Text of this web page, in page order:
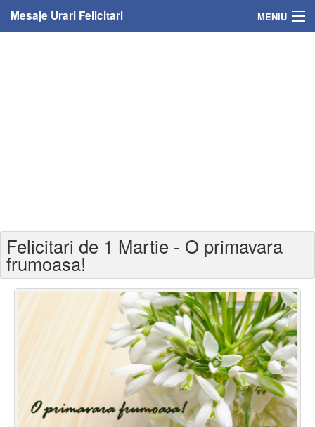
Mesaje Urari Felicitari MENIU
Felicitari varsta
Felicitari zilele anului
Felicitari zile saptamana
Felicitari muzicale
Felicitari muzicale personalizate
Felicitari animate
Felicitari de 1 Martie - O primavara
frumoasa!